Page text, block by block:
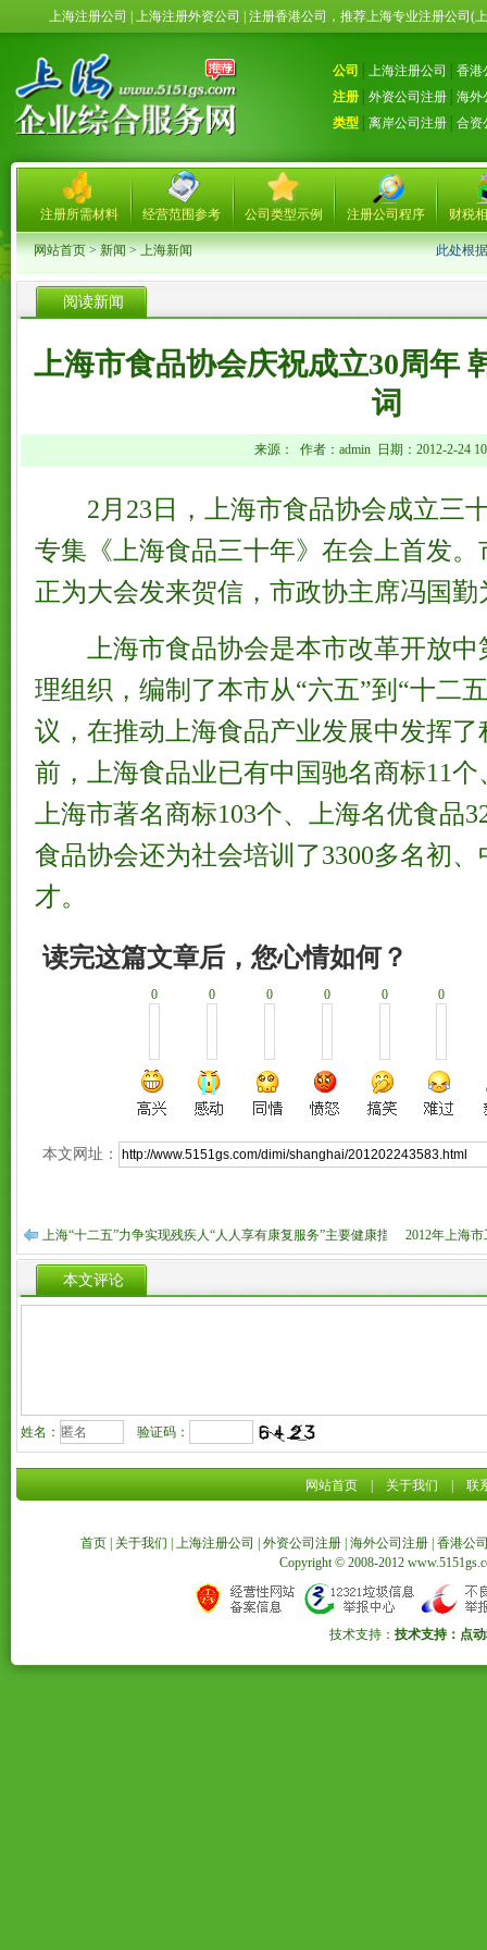
上海注册公司 | 上海注册外资公司 | 注册香港公司，推荐上海专业注册
公司 上海注册公司
香港
注册
外资公司注册
海外
类型
离岸公司注册 合资
注册所需材料 经营范围参考 公司类型示例 注册公司程序 财税
网站首页>新闻>上海新闻 此处根
阅读新闻
上海市食品协会庆祝成立30周年
词
来源： 作者：admin 日期：2012-2-24
2月23日，上海市食品协会成立三
专集《上海食品三十年》在会上首发
正为大会发来贺信，市政协主席冯国
上海市食品协会是本市改革开放中
理组织，编制了本市从“六五”到“十二
议，在推动上海食品产业发展中发挥
前，上海食品业已有中国驰名商标11
上海市著名商标103个、上海名优食品
食品协会还为社会培训了3300多名初
才。
读完这篇文章后，您心情如何？
0 0 0 0 0 0
本文网址：
上海“十二五”力争实现残疾人“人人享有康复服务”主要健康指标达世界先进
2012年上海
本文评论
姓名： 验证码：
网站首页 关于我们 联
首页 关于我们 上海注册公司 外资公司注册 海外公司注册 香港公
Copyright © 2008-2012
技术支持： 技术支持：点